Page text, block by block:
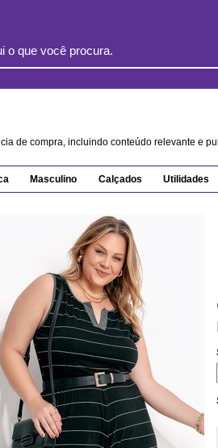
de compra, incluindo conteúdo relevante e
Masculino Calçados Utilidades